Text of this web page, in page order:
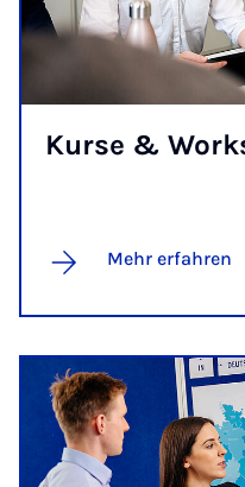
Kur­se &
Mehr erfahren